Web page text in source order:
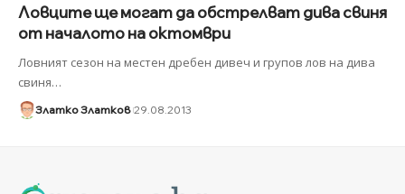
Ловците ще могат да обстрелват дива свиня
от началото на октомври
Ловният сезон на местен дребен дивеч и групов лов на дива
свиня…
Златко Златков 29.08.2013